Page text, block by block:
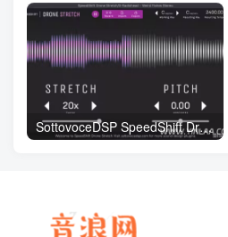
SottovoceDSP SpeedShift Drone Stretch v2.0.1 WiN